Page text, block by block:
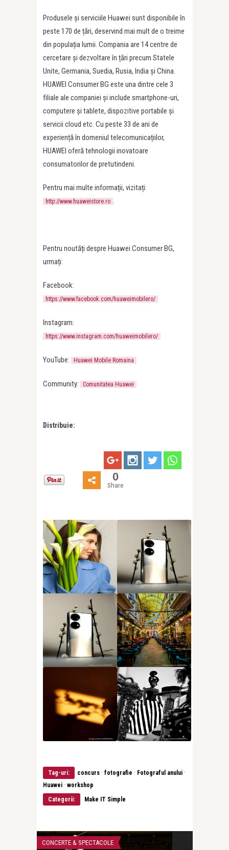
Produsele și serviciile Huawei sunt disponibile în
peste 170 de țări, deservind mai mult de o treime
din populația lumii. Compania are 14 centre de
cercetare și dezvoltare în țări precum Statele
Unite, Germania, Suedia, Rusia, India și China.
HUAWEI Consumer BG este una dintre cele 3
filiale ale companiei și include smartphone-uri,
computere și tablete, dispozitive portabile și
servicii cloud etc. Cu peste 33 de ani de
experiență în domeniul telecomunicațiilor,
HUAWEI oferă tehnologii inovatoare
consumatorilor de pretutindeni.
Pentru mai multe informații, vizitați:
http://www.huaweistore.ro .
Pentru noutăți despre Huawei Consumer BG,
urmați:
Facebook:
https://www.facebook.com/huaweimobilero/
Instagram:
https://www.instagram.com/huaweimobilero/
YouTube: Huawei Mobile Romaina
Community: Comunitatea Huawei
Distribuie:
0
Share
Tag-uri: concurs · fotografie · Fotograful anului ·
Huawei · workshop
Categorii:
Make IT Simple
CONCERTE & SPECTACOLE